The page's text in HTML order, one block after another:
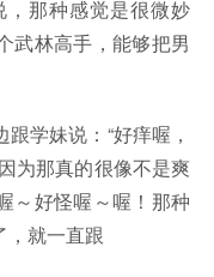
那种感觉是很微妙
武林高手，能够把男
学妹说：“好痒喔，
为那真的很像不是爽
～好怪喔～喔！那种
，就一直跟